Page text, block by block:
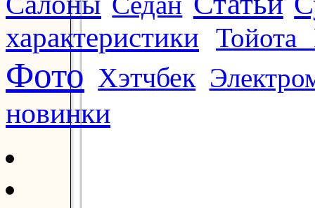
характеристики Тойота
Фото Хэтчбек
новинки